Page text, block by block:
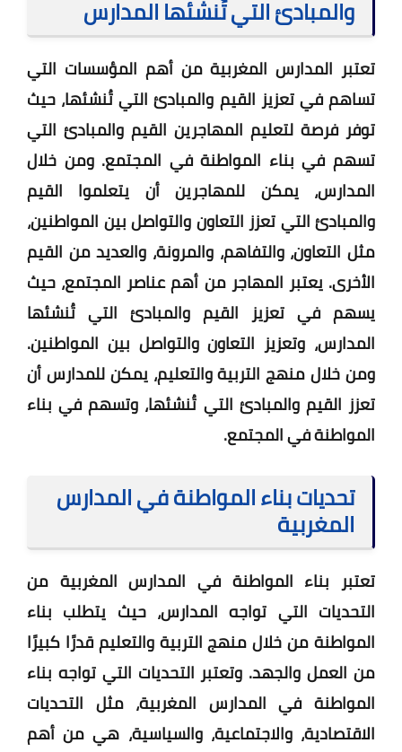
والمبادئ التي تُنشئها المدارس
تعتبر المدارس المغربية من أهم المؤسسات التي
تساهم في تعزيز القيم والمبادئ التي تُنشئها، حيث
توفر فرصة لتعليم المهاجرين القيم والمبادئ التي
تسهم في بناء المواطنة في المجتمع. ومن خلال
المدارس، يمكن للمهاجرين أن يتعلموا القيم
والمبادئ التي تعزز التعاون والتواصل بين المواطنين،
مثل التعاون، والتفاهم، والمرونة، والعديد من القيم
الأخرى. يعتبر المهاجر من أهم عناصر المجتمع، حيث
يسهم في تعزيز القيم والمبادئ التي تُنشئها
المدارس، وتعزيز التعاون والتواصل بين المواطنين.
ومن خلال منهج التربية والتعليم، يمكن للمدارس أن
تعزز القيم والمبادئ التي تُنشئها، وتسهم في بناء
المواطنة في المجتمع.
تحديات بناء المواطنة في المدارس
المغربية
تعتبر بناء المواطنة في المدارس المغربية من
التحديات التي تواجه المدارس، حيث يتطلب بناء
المواطنة من خلال منهج التربية والتعليم قدرًا كبيرًا
من العمل والجهد. وتعتبر التحديات التي تواجه بناء
المواطنة في المدارس المغربية، مثل التحديات
الاقتصادية، والاجتماعية، والسياسية، هي من أهم